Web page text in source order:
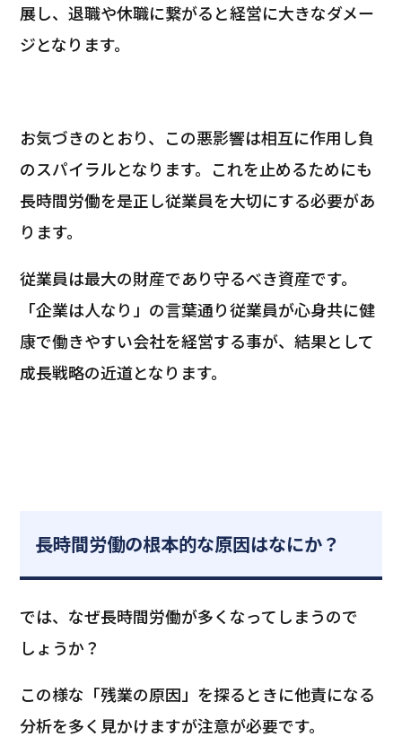
展し、退職や休職に繋がると経営に大きなダメー
ジとなります。
お気づきのとおり、この悪影響は相互に作用し負
のスパイラルとなります。これを止めるためにも
長時間労働を是正し従業員を大切にする必要があ
ります。
従業員は最大の財産であり守るべき資産です。
「企業は人なり」の言葉通り従業員が心身共に健
康で働きやすい会社を経営する事が、結果として
成長戦略の近道となります。
長時間労働の根本的な原因はなにか？
では、なぜ長時間労働が多くなってしまうので
しょうか？
この様な「残業の原因」を探るときに他責になる
分析を多く見かけますが注意が必要です。